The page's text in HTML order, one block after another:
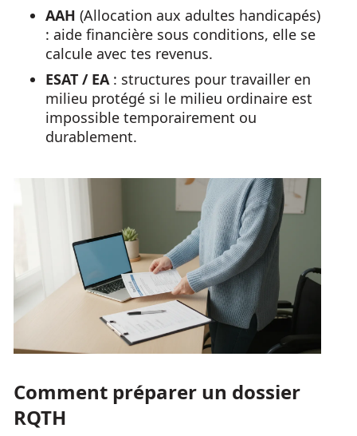
AAH (Allocation aux adultes handicapés)
: aide financière sous conditions, elle se
calcule avec tes revenus.
ESAT / EA : structures pour travailler en
milieu protégé si le milieu ordinaire est
impossible temporairement ou
durablement.
Comment préparer un dossier
RQTH